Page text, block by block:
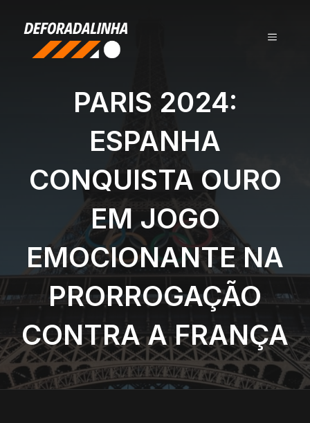
conteúdo
MENU
PARIS 2024:
ESPANHA
CONQUISTA OURO
EM JOGO
EMOCIONANTE NA
PRORROGAÇÃO
CONTRA A FRANÇA